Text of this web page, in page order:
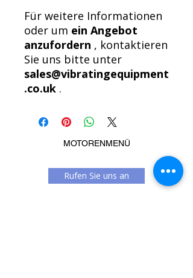
Für weitere Informationen
oder um ein Angebot
anzufordern , kontaktieren
Sie uns bitte unter
sales@vibratingequipment
.co.uk .
MOTORENMENÜ
Rufen Sie uns an